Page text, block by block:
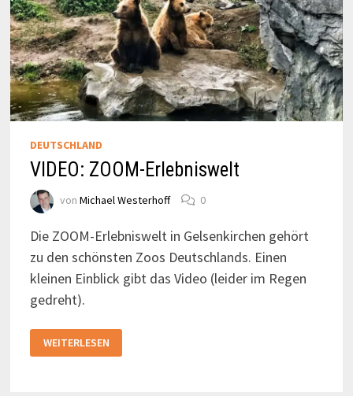
DEUTSCHLAND
VIDEO: ZOOM-Erlebniswelt
von Michael Westerhoff 0
Die ZOOM-Erlebniswelt in Gelsenkirchen gehört
zu den schönsten Zoos Deutschlands. Einen
kleinen Einblick gibt das Video (leider im Regen
gedreht).
ZOOM-
ERLEBNISWELT
WEITERLESEN